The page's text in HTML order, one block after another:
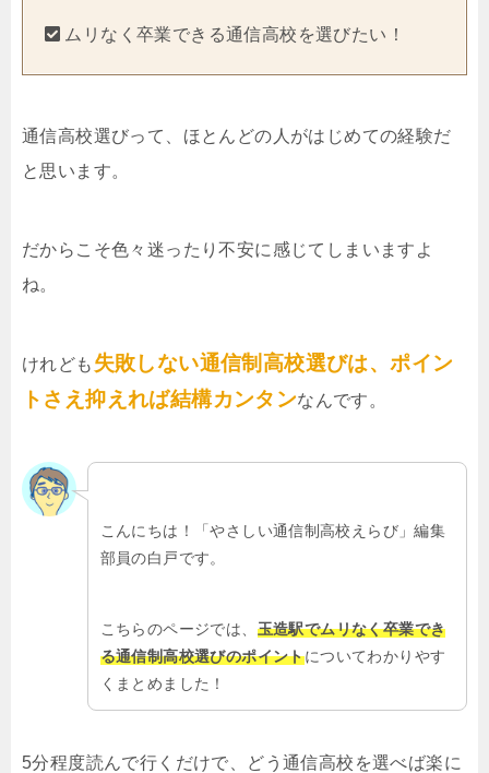
ムリなく卒業できる通信高校を選びたい！
通信高校選びって、ほとんどの人がはじめての経験だ
と思います。
だからこそ色々迷ったり不安に感じてしまいますよ
ね。
けれども 失敗しない通信制高校選びは、ポイン
トさえ抑えれば結構カンタンなんです。
こんにちは！「やさしい通信制高校えらび」編集
部員の白戸です。
こちらのページでは、 玉造駅でムリなく卒業でき
る通信制高校選びのポイントについてわかりやす
くまとめました！
5分程度読んで行くだけで、どう通信高校を選べば楽に